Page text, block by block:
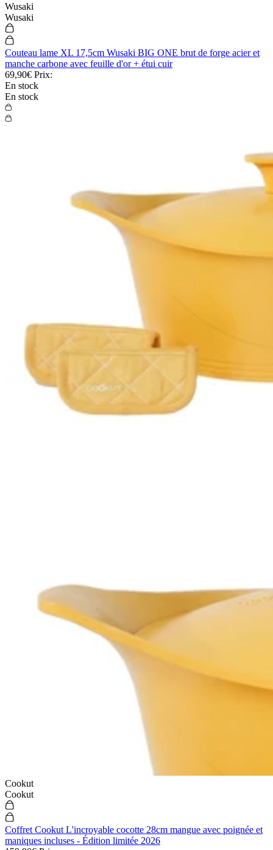
Wusaki
Wusaki
Couteau lame XL 17,5cm Wusaki BIG ONE brut de forge acier et
manche carbone avec feuille d'or + étui cuir
69,90€ Prix:
En stock
En stock
Cookut
Cookut
Coffret Cookut L'incroyable cocotte 28cm mangue avec poignée et
maniques incluses - Édition limitée 2026